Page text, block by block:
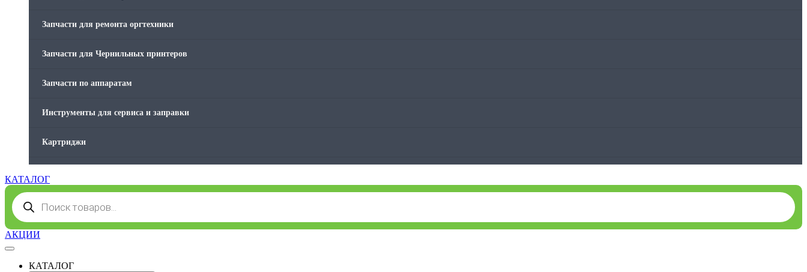
Запчасти для ремонта оргтехники
Запчасти для Чернильных принтеров
Запчасти по аппаратам
Инструменты для сервиса и заправки
Картриджи
Память для принтера
КАТАЛОГ
Поиск
товаров
АКЦИИ
КАТАЛОГ